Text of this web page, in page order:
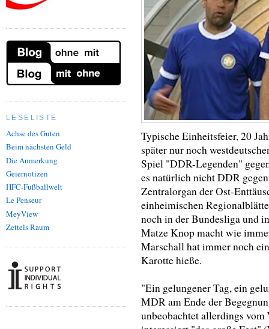
LESELISTE
Achse des Guten
Beim nächsten Geld
Die Anmerkung
Geiernotizen
HFC-Fußballwelt
Le Penseur
MeyView
Zettels Raum
Typische Einheitsfeier, 20
später nur noch
Spiel "DDR-Legenden"
es natürlich nicht DDR
Zentralorgan der Ost-
einheimischen
noch in der Bundesliga und
Matze Knop macht wie
Marschall hat immer noch
Karotte hieße.
"Ein gelungener Tag, ein
MDR am Ende der
unbeobachtet allerdings